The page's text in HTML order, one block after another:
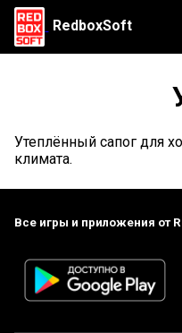
RedboxSoft
Утеплённый сапог для
климата.
Все игры и приложения от